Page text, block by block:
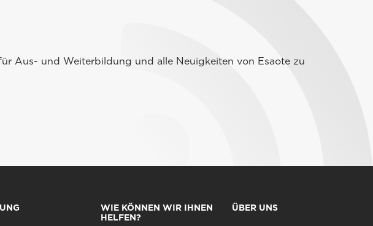
Aus- und Weiterbildung und alle Neuigkeiten von Esaote zu
WIE KÖNNEN WIR IHNEN
HELFEN?
ÜBER UNS